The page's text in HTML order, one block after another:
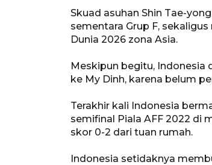
Skuad asuhan Shin Tae-
sementara Grup F,
Dunia 2026 zona Asia.
Meskipun begitu, Indonesia
ke My Dinh, karena belum
Terakhir kali Indonesia
semifinal Piala AFF 2022 di
skor 0-2 dari tuan rumah.
Indonesia setidaknya